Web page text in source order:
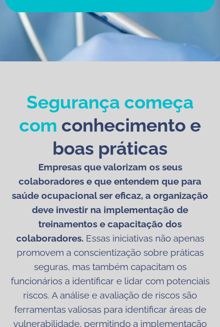
Segurança começa
com conhecimento e
boas práticas
Empresas que valorizam os seus
colaboradores e que entendem que para
saúde ocupacional ser eficaz, a organização
deve investir na implementação de
treinamentos e capacitação dos
colaboradores.Essas iniciativas não apenas
promovem a conscientização sobre práticas
seguras, mas também capacitam os
funcionários a identificar e lidar com potenciais
riscos. A análise e avaliação de riscos são
ferramentas valiosas para identificar áreas de
vulnerabilidade, permitindo a implementação